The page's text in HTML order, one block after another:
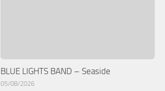
BLUE LIGHTS BAND – Seaside
05/08/2026